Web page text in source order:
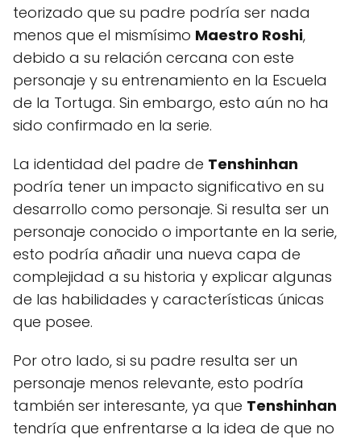
teorizado que su padre podría ser nada
menos que el mismísimo Maestro Roshi,
debido a su relación cercana con este
personaje y su entrenamiento en la Escuela
de la Tortuga. Sin embargo, esto aún no ha
sido confirmado en la serie.
La identidad del padre de Tenshinhan
podría tener un impacto significativo en su
desarrollo como personaje. Si resulta ser un
personaje conocido o importante en la serie,
esto podría añadir una nueva capa de
complejidad a su historia y explicar algunas
de las habilidades y características únicas
que posee.
Por otro lado, si su padre resulta ser un
personaje menos relevante, esto podría
también ser interesante, ya que Tenshinhan
tendría que enfrentarse a la idea de que no